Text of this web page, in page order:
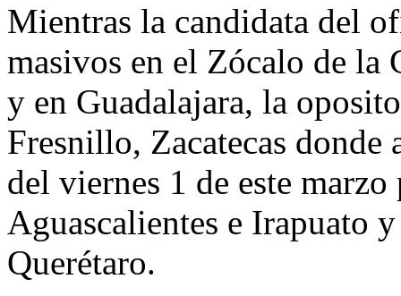
Mientras la candidata del
masivos en el Zócalo de la
y en Guadalajara, la
Fresnillo, Zacatecas
del viernes 1 de este
Aguascalientes e Irapuato
Querétaro.